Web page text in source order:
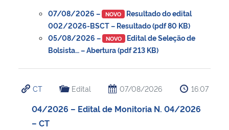
Ministério do Meio Ambiente
Ministério do Turismo
07/08/2026 – NOVO Resultado do edital
002/2026-BSCT – Resultado (pdf 80 KB)
05/08/2026 –
NOVO Edital de Seleção de
Bolsista… – Abertura (pdf 213 KB)
CT Edital 07/08/2026 16:07
04/2026 – Edital de Monitoria N. 04/2026
– CT